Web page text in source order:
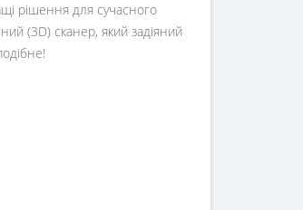
рішення для сучасного
(3D) сканер, який задіяний